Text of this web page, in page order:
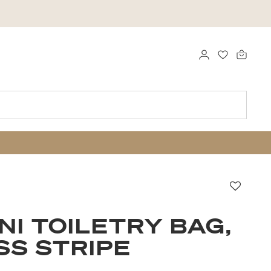
FAVORITER
LOGGA IN
TOILETRY BAG,
STRIPE